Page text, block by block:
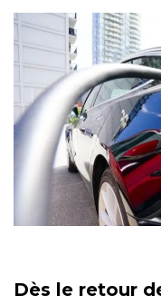
Dès le retour